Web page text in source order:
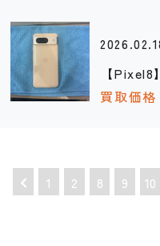
【
古店》
買取価
1 2 8 9 10